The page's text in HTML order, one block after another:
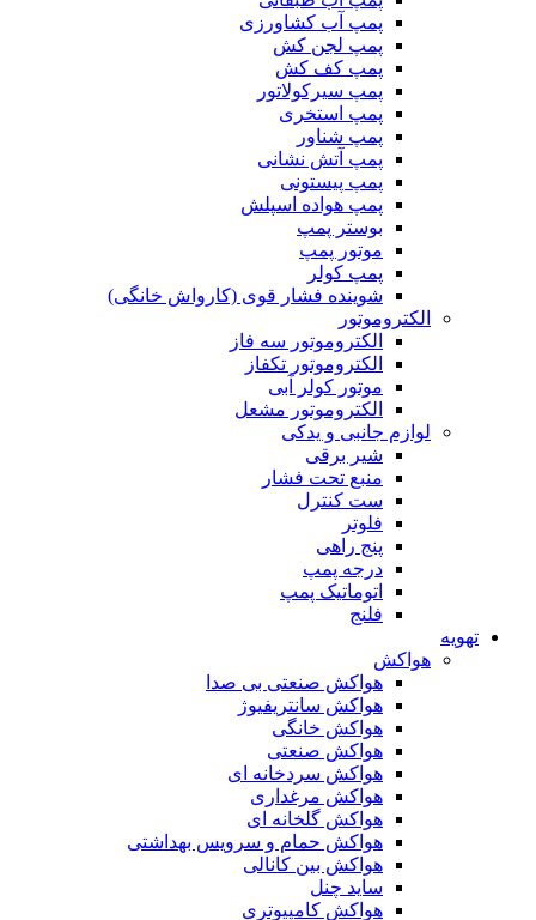
پمپ آب کشاورزی
پمپ لجن کش
پمپ کف کش
پمپ سیرکولاتور
پمپ استخری
پمپ شناور
پمپ آتش نشانی
پمپ پیستونی
پمپ هواده اسپلش
بوستر پمپ
موتور پمپ
پمپ کولر
شوینده فشار قوی (کارواش خانگی)
الکتروموتور
الکتروموتور سه فاز
الکتروموتور تکفاز
موتور کولر آبی
الکتروموتور مشعل
لوازم جانبی و یدکی
شیر برقی
منبع تحت فشار
ست کنترل
فلوتر
پنج راهی
درجه پمپ
اتوماتیک پمپ
فلنج
تهویه
هواکش
هواکش صنعتی بی صدا
هواکش سانتریفیوژ
هواکش خانگی
هواکش صنعتی
هواکش سردخانه ای
هواکش مرغداری
هواکش گلخانه ای
هواکش حمام و سرویس بهداشتی
هواکش بین کانالی
ساید چنل
هواکش کامپیوتری